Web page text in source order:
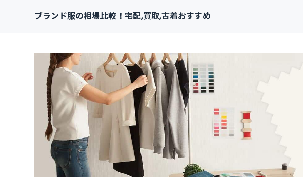
ブランド服の相場比較！宅配,買取,古着おすすめ